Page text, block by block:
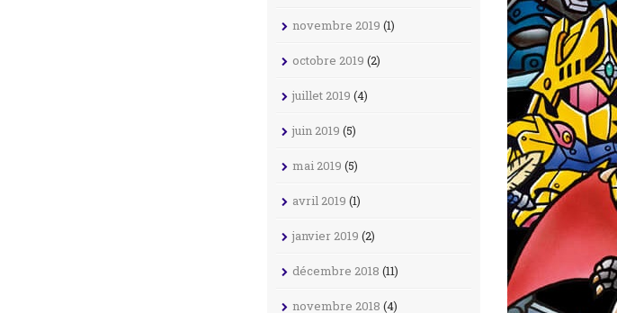
novembre 2019 (1)
octobre 2019 (2)
juillet 2019 (4)
juin 2019 (5)
mai 2019 (5)
avril 2019 (1)
janvier 2019 (2)
décembre 2018 (11)
novembre 2018 (4)